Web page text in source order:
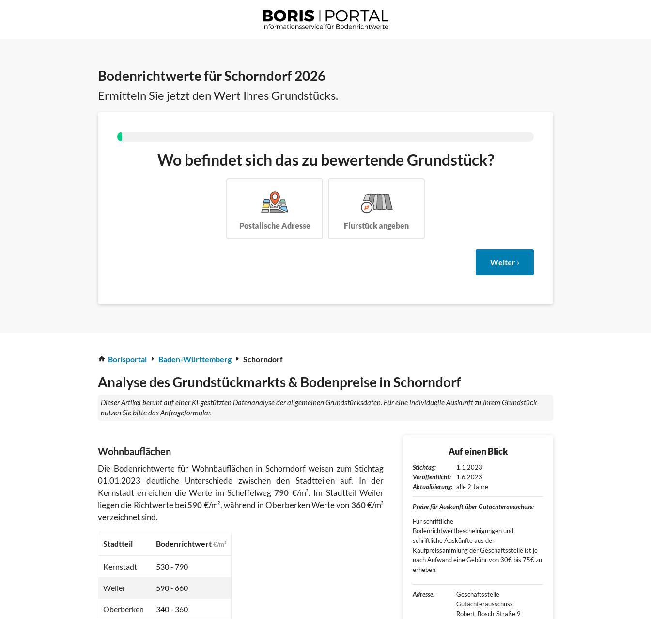
Bodenrichtwerte für Schorndorf 2026
Ermitteln Sie jetzt den Wert Ihres Grundstücks.
Wo befindet sich das zu bewertende Grundstück?
Postalische Adresse Flurstück angeben
Weiter ›
Borisportal Baden-Württemberg Schorndorf
Analyse des Grundstückmarkts & Bodenpreise in Schorndorf
Dieser Artikel beruht auf einer KI-gestützten Datenanalyse der allgemeinen Grundstücksdaten. Für eine individuelle Auskunft zu Ihrem Grundstück
nutzen Sie bitte das Anfrageformular.
Wohnbauflächen
Die Bodenrichtwerte für Wohnbauflächen in Schorndorf weisen zum Stichtag
01.01.2023 deutliche Unterschiede zwischen den Stadtteilen auf. In der
Kernstadt erreichen die Werte im Scheffelweg790 €/m². Im Stadtteil Weiler
liegen die Richtwerte bei590€/m², während in Oberberken Werte von 360€/m²
verzeichnet sind.
Stadtteil Bodenrichtwert€/m²
Kernstadt 530 - 790
Weiler 590 - 660
Oberberken 340 - 360
Auf einen Blick
Stichtag:
1.1.2023
Veröffentlicht:
1.6.2023
Aktualisierung: alle 2 Jahre
Preise für Auskunft über Gutachterausschuss:
Für schriftliche
Bodenrichtwertbescheinigungen und
schriftliche Auskünfte aus der
Kaufpreissammlung der Geschäftsstelle ist je
nach Aufwand eine Gebühr von 30€ bis 75€ zu
erheben.
Adresse:
Geschäftsstelle
Gutachterausschuss
Robert-Bosch-Straße 9